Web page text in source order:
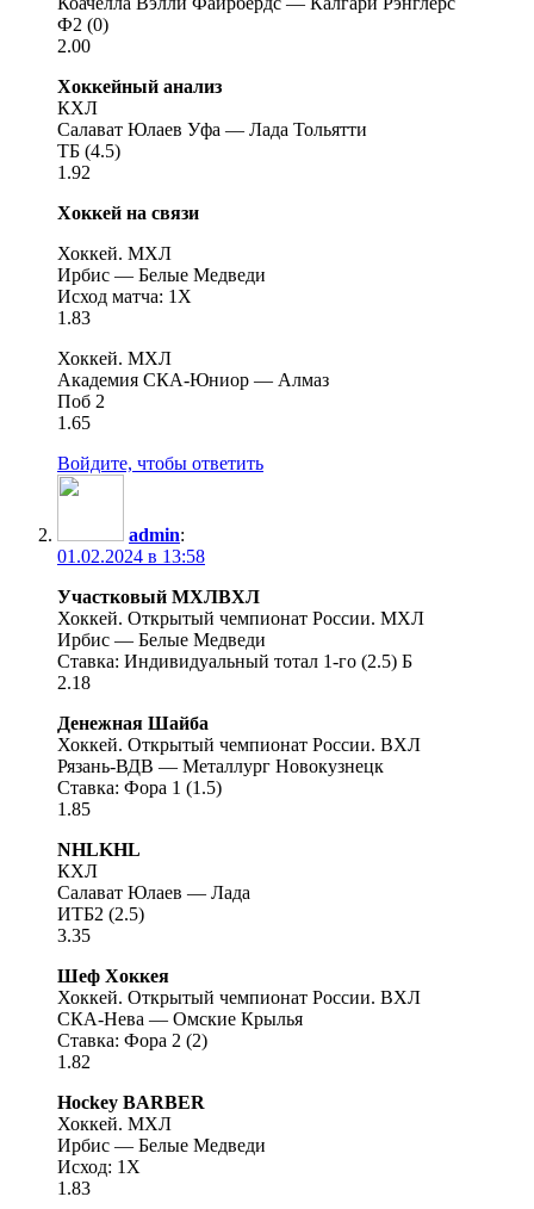
Ф2 (0)
2.00
Хоккейный анализ
КХЛ
Салават Юлаев Уфа — Лада Тольятти
ТБ (4.5)
1.92
Хоккей на связи
Хоккей. МХЛ
Ирбис — Белые Медведи
Исход матча: 1X
1.83
Хоккей. МХЛ
Академия СКА-Юниор — Алмаз
Поб 2
1.65
Войдите, чтобы ответить
admin:
01.02.2024 в 13:58
Участковый МХЛВХЛ
Хоккей. Открытый чемпионат России. МХЛ
Ирбис — Белые Медведи
Ставка: Индивидуальный тотал 1-го (2.5) Б
2.18
Денежная Шайба
Хоккей. Открытый чемпионат России. ВХЛ
Рязань-ВДВ — Металлург Новокузнецк
Ставка: Фора 1 (1.5)
1.85
NHLKHL
КХЛ
Салават Юлаев — Лада
ИТБ2 (2.5)
3.35
Шеф Хоккея
Хоккей. Открытый чемпионат России. ВХЛ
СКА-Нева — Омские Крылья
Ставка: Фора 2 (2)
1.82
Hockey BARBER
Хоккей. МХЛ
Ирбис — Белые Медведи
Исход: 1X
1.83